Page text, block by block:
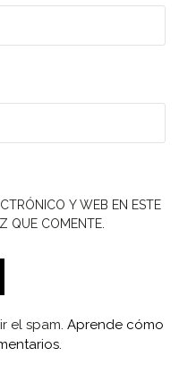
Y WEB EN ESTE
QUE COMENTE.
el spam. Aprende cómo